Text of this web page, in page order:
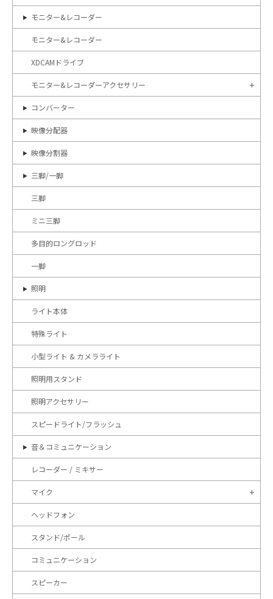
モニター&レコーダー
モニター&レコーダー
XDCAMドライブ
モニター&レコーダーアクセサリー
コンバーター
映像分配器
映像分割器
三脚/一脚
三脚
ミニ三脚
多目的ロングロッド
一脚
照明
ライト本体
特殊ライト
小型ライト & カメラライト
照明用スタンド
照明アクセサリー
スピードライト/フラッシュ
音＆コミュニケーション
レコーダー / ミキサー
マイク
ヘッドフォン
スタンド/ポール
コミュニケーション
スピーカー